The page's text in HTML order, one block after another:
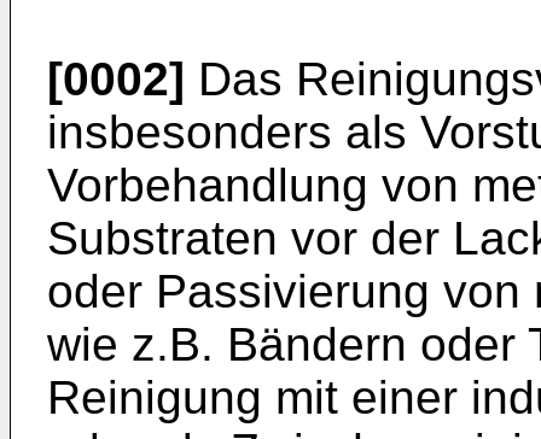
[0002] Das
insbesonders als
Vorbehandlung von
Substraten vor der
oder Passivierung
wie z.B. Bändern oder
Reinigung mit einer